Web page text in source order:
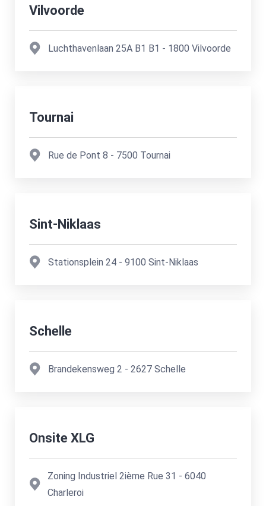
Vilvoorde
Luchthavenlaan 25A B1 B1 - 1800 Vilvoorde
Tournai
Rue de Pont 8 - 7500 Tournai
Sint-Niklaas
Stationsplein 24 - 9100 Sint-Niklaas
Schelle
Brandekensweg 2 - 2627 Schelle
Onsite XLG
Zoning Industriel 2ième Rue 31 - 6040
Charleroi